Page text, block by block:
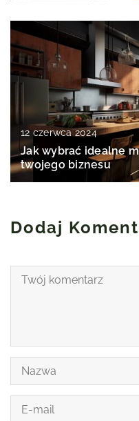
12 czerwca 2024
Jak wybrać idealne
twojego biznesu
Dodaj